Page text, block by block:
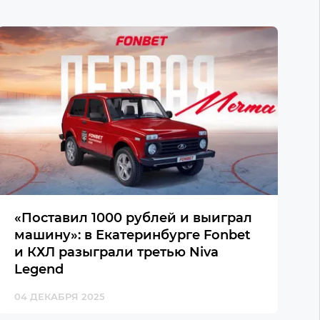
«Поставил 1000 рублей и выиграл
машину»: в Екатеринбурге Fonbet
и КХЛ разыграли третью Niva
Legend
04 ДЕКАБРЯ 2025